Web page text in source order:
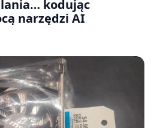
kodując
narzędzi AI